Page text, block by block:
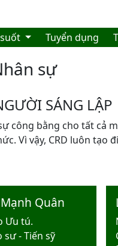
Tuyển dụng
sự
SÁNG LẬP
công bằng cho tất cả
Vì vậy, CRD luôn tạo
Quân
Ưu tú.
sư - Tiến sỹ